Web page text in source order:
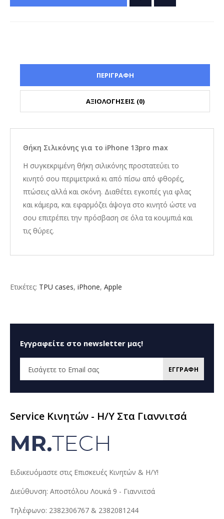
ΠΕΡΙΓΡΑΦΗ
ΑΞΙΟΛΟΓΗΣΕΙΣ (0)
Θήκη Σιλικόνης για το iPhone 13pro max
Η συγκεκριμένη θήκη σιλικόνης προστατεύει το
κινητό σου περιμετρικά κι από πίσω από φθορές,
πτώσεις αλλά και σκόνη. Διαθέτει εγκοπές για φλας
και κάμερα, και εφαρμόζει άψογα στο κινητό ώστε να
σου επιτρέπει την πρόσβαση σε όλα τα κουμπιά και
τις θύρες.
Ετικέτες: TPU cases, iPhone, Apple
Εγγραφείτε στο newsletter μας!
ΕΓΓΡΑΦΗ
Service Κινητών - H/Y Στα Γιαννιτσά
Ειδικευόμαστε στις Επισκευές Κινητών & Η/Υ!
Διεύθυνση: Αποστόλου Λουκά 9 - Γιαννιτσά
Τηλέφωνο: 2382306767 & 2382081244